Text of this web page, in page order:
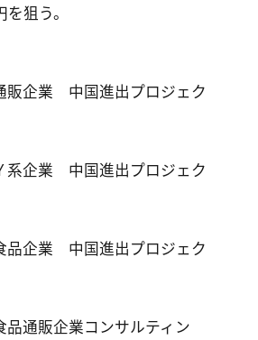
狙う。
販企業 中国進出プロジェク
系企業 中国進出プロジェク
品企業 中国進出プロジェク
通販企業コンサルティン